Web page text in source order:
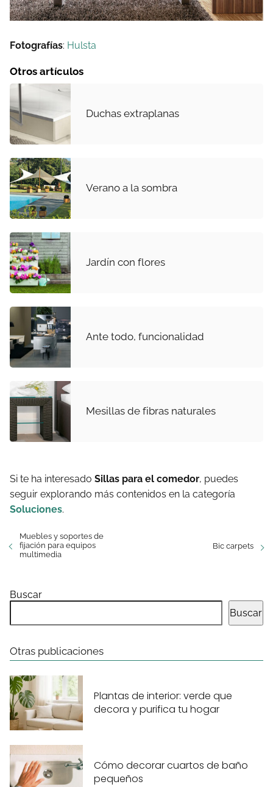
Fotografías: Hulsta
Otros artículos
Duchas extraplanas
Verano a la sombra
Jardín con flores
Ante todo, funcionalidad
Mesillas de fibras naturales
Si te ha interesado Sillas para el comedor, puedes
seguir explorando más contenidos en la categoría
Soluciones.
Muebles y soportes de
fijación para equipos
multimedia
Bic carpets
Buscar
Buscar
Otras publicaciones
Plantas de interior: verde que
decora y purifica tu hogar
Cómo decorar cuartos de baño
pequeños